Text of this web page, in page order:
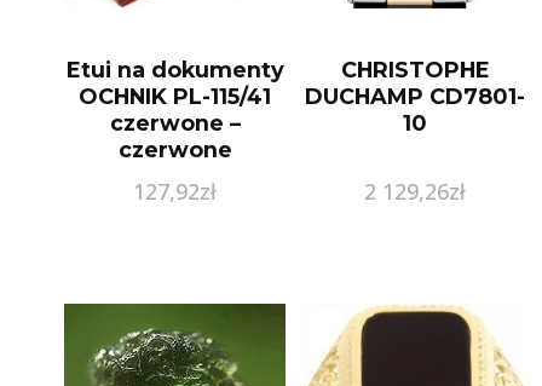
Etui na dokumenty
OCHNIK PL-115/41
czerwone –
czerwone
127,92zł
CHRISTOPHE
DUCHAMP CD7801-
10
2 129,26zł